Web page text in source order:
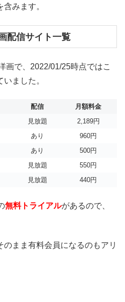
みます。
配信サイト一覧
画で、2022/01/25時点ではこ
ました。
配信
月額料金
見放題
2,189円
あり
960円
あり
500円
見放題
550円
見放題 440円
無料トライアルがあるので、
のまま有料会員になるのもアリ